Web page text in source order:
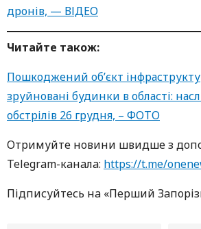
дронів, — ВІДЕО
Читайте також:
Пошкоджений об’єкт
зруйновані будинки в області:
обстрілів 26 грудня, – ФОТО
Oтримуйте нoвини швидше з
Telegram-кaнaлa: https://t.me/
Підписуйтесь нa «Перший